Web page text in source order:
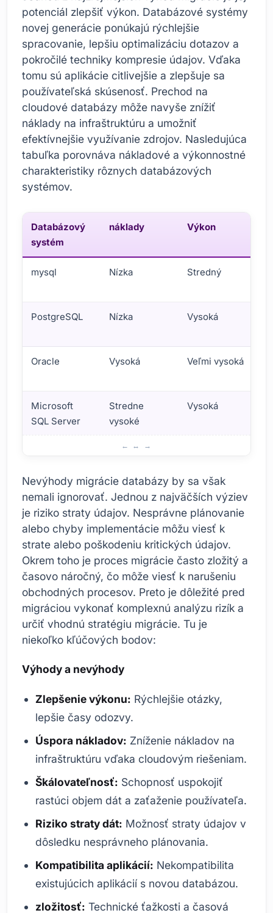
potenciál zlepšiť výkon. Databázové systémy
novej generácie ponúkajú rýchlejšie
spracovanie, lepšiu optimalizáciu dotazov a
pokročilé techniky kompresie údajov. Vďaka
tomu sú aplikácie citlivejšie a zlepšuje sa
používateľská skúsenosť. Prechod na
cloudové databázy môže navyše znížiť
náklady na infraštruktúru a umožniť
efektívnejšie využívanie zdrojov. Nasledujúca
tabuľka porovnáva nákladové a výkonnostné
charakteristiky rôznych databázových
systémov.
Databázový
systém
náklady Výkon
mysql Nízka Stredný
PostgreSQL Nízka Vysoká
Oracle Vysoká Veľmi vysoká
Microsoft
SQL Server
Stredne
vysoké
Vysoká
Nevýhody migrácie databázy by sa však
nemali ignorovať. Jednou z najväčších výziev
je riziko straty údajov. Nesprávne plánovanie
alebo chyby implementácie môžu viesť k
strate alebo poškodeniu kritických údajov.
Okrem toho je proces migrácie často zložitý a
časovo náročný, čo môže viesť k narušeniu
obchodných procesov. Preto je dôležité pred
migráciou vykonať komplexnú analýzu rizík a
určiť vhodnú stratégiu migrácie. Tu je
niekoľko kľúčových bodov:
Výhody a nevýhody
Zlepšenie výkonu: Rýchlejšie otázky,
lepšie časy odozvy.
Úspora nákladov: Zníženie nákladov na
infraštruktúru vďaka cloudovým riešeniam.
Škálovateľnosť: Schopnosť uspokojiť
rastúci objem dát a zaťaženie používateľa.
Riziko straty dát: Možnosť straty údajov v
dôsledku nesprávneho plánovania.
Kompatibilita aplikácií: Nekompatibilita
existujúcich aplikácií s novou databázou.
zložitosť: Technické ťažkosti a časová